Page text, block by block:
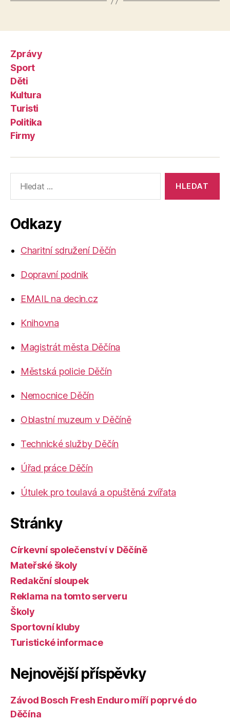
Zprávy
Sport
Děti
Kultura
Turisti
Politika
Firmy
vyhledávání:
Odkazy
Charitní sdružení Děčín
Dopravní podnik
EMAIL na decin.cz
Knihovna
Magistrát města Děčína
Městská policie Děčín
Nemocnice Děčín
Oblastní muzeum v Děčíně
Technické služby Děčín
Úřad práce Děčín
Útulek pro toulavá a opuštěná zvířata
Stránky
Církevní společenství v Děčíně
Mateřské školy
Redakční sloupek
Reklama na tomto serveru
Školy
Sportovní kluby
Turistické informace
Nejnovější příspěvky
Závod Bosch Fresh Enduro míří poprvé do
Děčína